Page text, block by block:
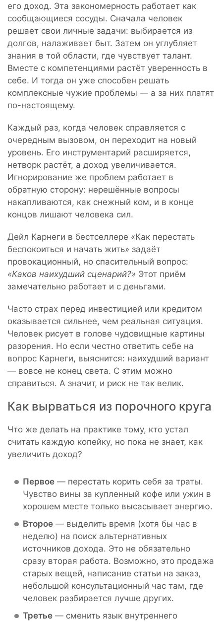
его доход. Эта закономерность работает как
сообщающиеся сосуды. Сначала человек
решает свои личные задачи: выбирается из
долгов, налаживает быт. Затем он углубляет
знания в той области, где чувствует талант.
Вместе с компетенциями растёт уверенность в
себе. И тогда он уже способен решать
комплексные чужие проблемы — а за них платят
по-настоящему.
Каждый раз, когда человек справляется с
очередным вызовом, он переходит на новый
уровень. Его инструментарий расширяется,
нетворк растёт, а доход увеличивается.
Игнорирование же проблем работает в
обратную сторону: нерешённые вопросы
накапливаются, как снежный ком, и в конце
концов лишают человека сил.
Дейл Карнеги в бестселлере «Как перестать
беспокоиться и начать жить» задаёт
провокационный, но спасительный вопрос:
«Каков наихудший сценарий?» Этот приём
замечательно работает и с деньгами.
Часто страх перед инвестицией или кредитом
оказывается сильнее, чем реальная ситуация.
Человек рисует в голове чудовищные картины
разорения. Но если честно ответить себе на
вопрос Карнеги, выяснится: наихудший вариант
— вовсе не конец света. С этим можно
справиться. А значит, и риск не так велик.
Как вырваться из порочного круга
Что же делать на практике тому, кто устал
считать каждую копейку, но пока не знает, как
увеличить доход?
Первое— перестать корить себя за траты.
Чувство вины за купленный кофе или ужин в
хорошем месте только высасывает энергию.
Второе— выделить время (хотя бы час в
неделю) на поиск альтернативных
источников дохода. Это не обязательно
сразу вторая работа. Возможно, это продажа
старых вещей, написание статьи на заказ,
небольшой консультационный час там, где
человек разбирается лучше других.
Третье— сменить язык внутреннего